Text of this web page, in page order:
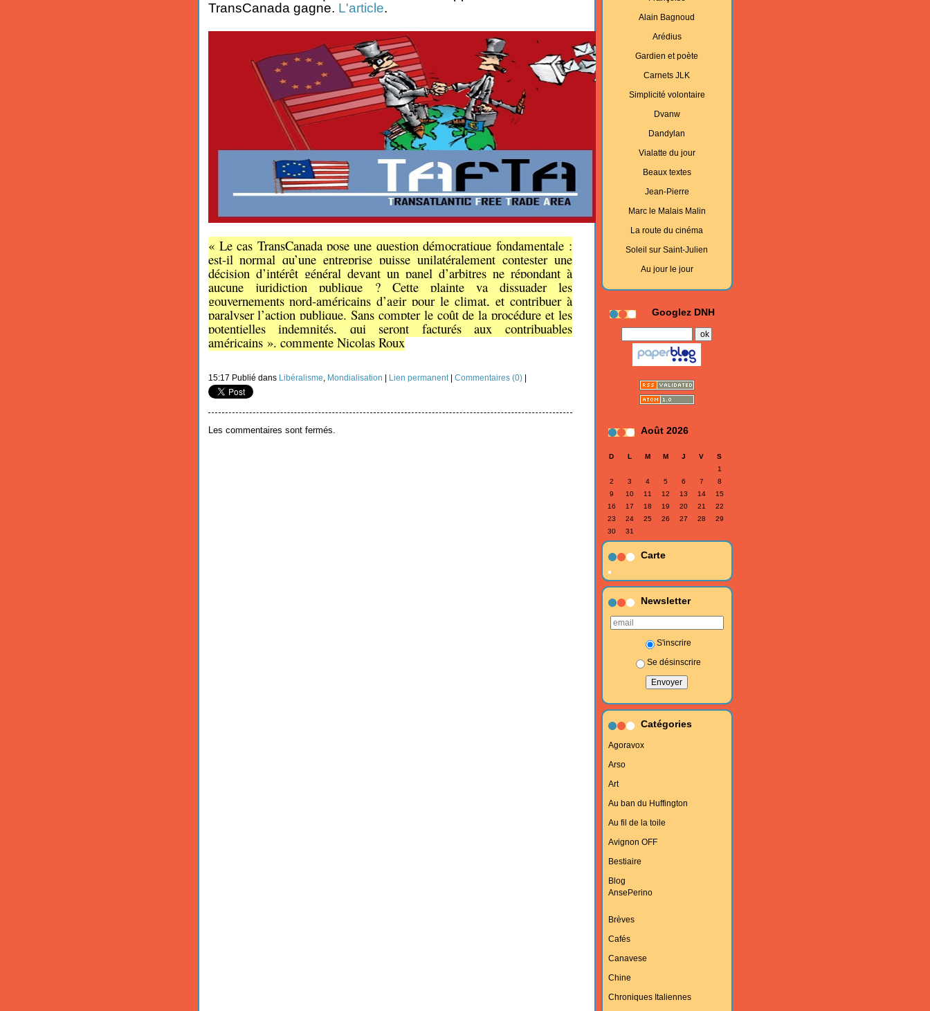
Alain Bagnoud
Arédius
Gardien et poète
Carnets JLK
Simplicité volontaire
Dvanw
Dandylan
Vialatte du jour
Beaux textes
Jean-Pierre
Marc le Malais Malin
La route du cinéma
Soleil sur Saint-Julien
Au jour le jour
Googlez DNH
Août 2026
D L M M J V
S
1
2
3 4 5 6 7
8
9
10 11 12 13 14
15
16
17 18 19 20 21
22
23
24 25 26 27 28
29
30
31
Carte
Newsletter
S'inscrire
Se désinscrire
Catégories
Agoravox
Arso
Art
Au ban du Huffington
Au fil de la toile
Avignon OFF
Bestiaire
Blog
AnsePerino
Brèves
Cafés
Canavese
Chine
Chroniques Italiennes
TransCanada gagne. L'article.
«Le cas TransCanada pose une question démocratique fondamentale :
est-il normal qu’une entreprise puisse unilatéralement contester une
décision d’intérêt général devant un panel d’arbitres ne répondant à
aucune juridiction publique ? Cette plainte va dissuader les
gouvernements nord-américains d’agir pour le climat, et contribuer à
paralyser l’action publique. Sans compter le coût de la procédure et les
potentielles indemnités, qui seront facturés aux contribuables
américains ». commente Nicolas Roux
15:17 Publié dans Libéralisme, Mondialisation Lien permanent| Commentaires (0)|
Les commentaires sont fermés.